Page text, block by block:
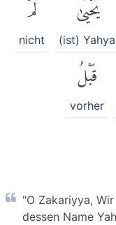
(ist)
nicht
قَبْلُ
vorher
"O Zakariyya,
dessen Name